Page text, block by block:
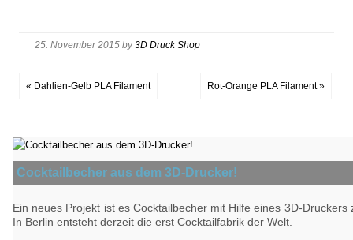
25. November 2015 by3D Druck Shop
« Dahlien-Gelb PLA Filament Rot-Orange PLA Filament »
Cocktailbecher aus dem 3D-Drucker!
Ein neues Projekt ist es Cocktailbecher mit Hilfe eines 3D-Druckers
In Berlin entsteht derzeit die erst Cocktailfabrik der Welt.